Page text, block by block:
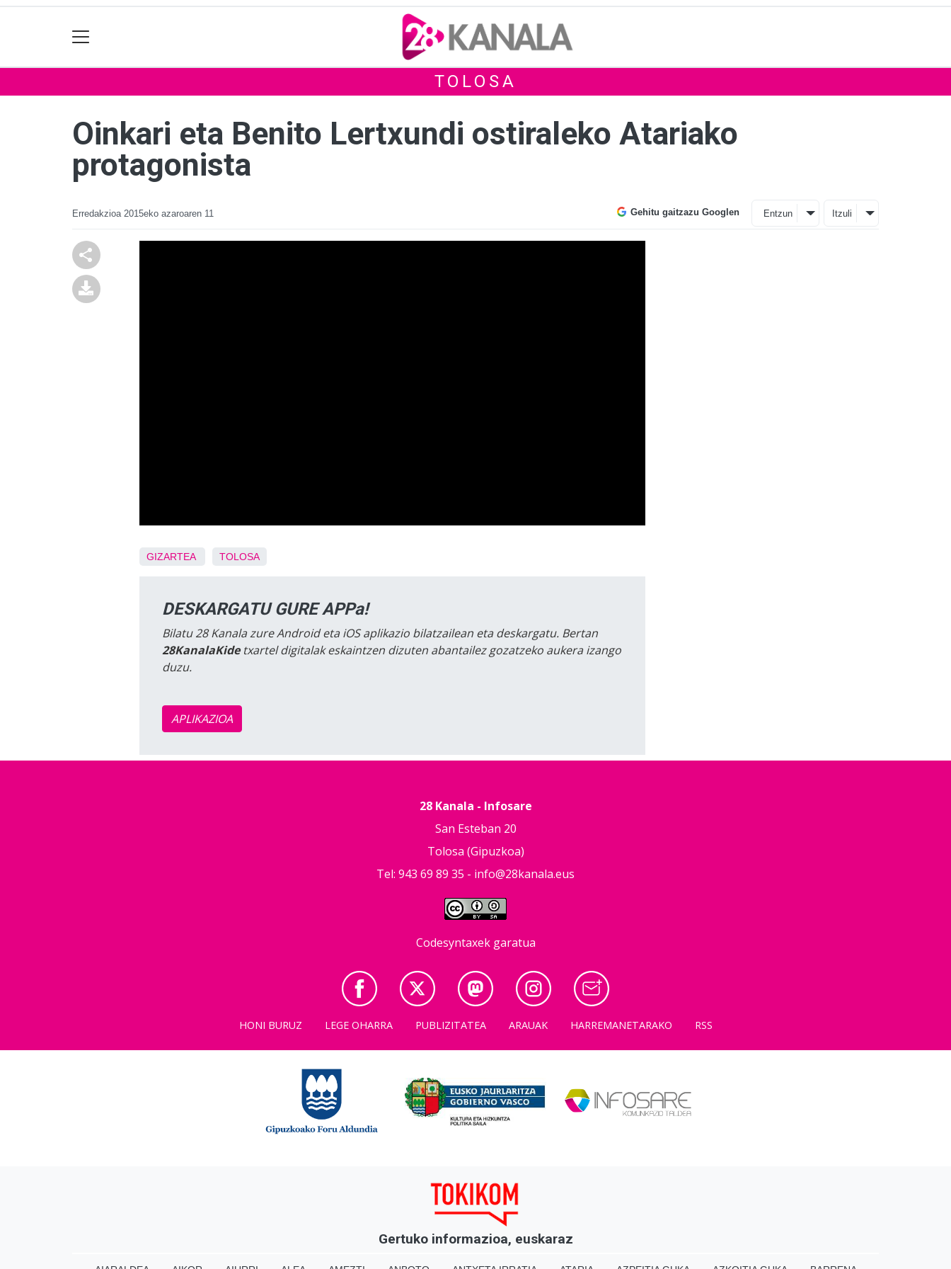
TOLOSA
Oinkari eta Benito Lertxundi ostiraleko Atariako
protagonista
Erredakzioa 2015eko azaroaren 11 Gehitu gaitzazu Googlen Entzun Itzuli
GIZARTEA TOLOSA
DESKARGATU GURE APPa!
Bilatu 28 Kanala zure Android eta iOS aplikazio bilatzailean eta deskargatu. Bertan
28KanalaKidetxartel digitalak eskaintzen dizuten abantailez gozatzeko aukera izango
duzu.
APLIKAZIOA
28 Kanala - Infosare
San Esteban 20
Tolosa (Gipuzkoa)
Tel: 943 69 89 35 - info@28kanala.eus
Codesyntaxek garatua
HONI BURUZ LEGE OHARRA PUBLIZITATEA ARAUAK HARREMANETARAKO RSS
Gertuko informazioa, euskaraz